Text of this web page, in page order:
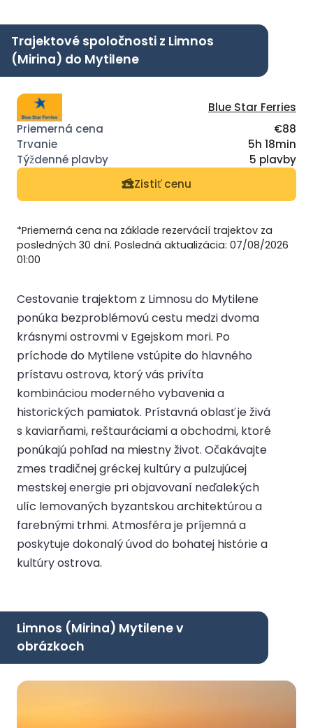
Trajektové spoločnosti z Limnos
(Mirina) do Mytilene
Blue Star Ferries
€88
5h 18min
5 plavby
Zistiť cenu
*Priemerná cena na základe rezervácií trajektov za
posledných 30 dní. Posledná aktualizácia: 07/08/2026
01:00
Cestovanie trajektom z Limnosu do Mytilene
ponúka bezproblémovú cestu medzi dvoma
krásnymi ostrovmi v Egejskom mori. Po
príchode do Mytilene vstúpite do hlavného
prístavu ostrova, ktorý vás privíta
kombináciou moderného vybavenia a
historických pamiatok. Prístavná oblasť je živá
s kaviarňami, reštauráciami a obchodmi, ktoré
ponúkajú pohľad na miestny život. Očakávajte
zmes tradičnej gréckej kultúry a pulzujúcej
mestskej energie pri objavovaní neďalekých
ulíc lemovaných byzantskou architektúrou a
farebnými trhmi. Atmosféra je príjemná a
poskytuje dokonalý úvod do bohatej histórie a
kultúry ostrova.
Limnos (Mirina) Mytilene v
obrázkoch